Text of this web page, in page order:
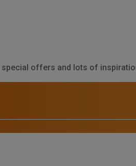
offers and lots of